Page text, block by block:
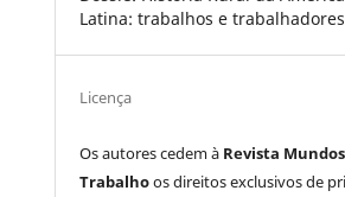
Latina: trabalhos e trabalhadores
Licença
Os autores cedem à Revista
Trabalhoos direitos exclusivos de